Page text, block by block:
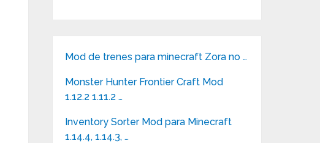
Mod de trenes para minecraft Zora no …
Monster Hunter Frontier Craft Mod
1.12.2 1.11.2 …
Inventory Sorter Mod para Minecraft
1.14.4, 1.14.3, …